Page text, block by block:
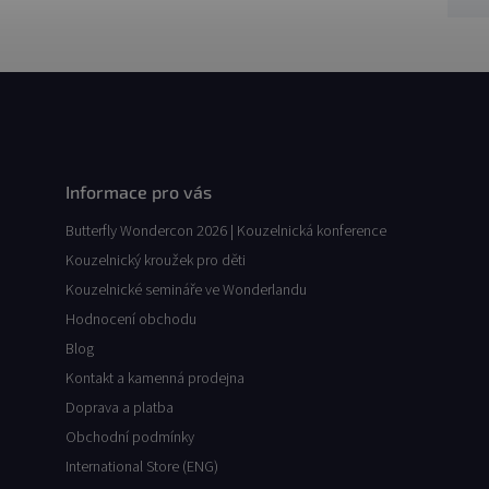
Informace pro vás
Butterfly Wondercon 2026 | Kouzelnická konference
Kouzelnický kroužek pro děti
Kouzelnické semináře ve Wonderlandu
Hodnocení obchodu
Blog
Kontakt a kamenná prodejna
Doprava a platba
Obchodní podmínky
International Store (ENG)